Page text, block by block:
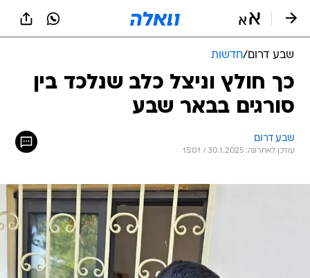
שבע דרום/חדשות
כך חולץ וניצל כלב שנלכד בין
סורגים בבאר שבע
שבע דרום
עודכן לאחרונה: 30.1.2025 / 15:01